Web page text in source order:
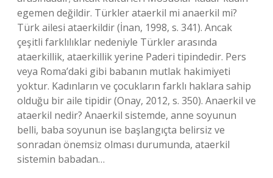
egemen değildir. Türkler ataerkil mi anaerkil mi?
Türk ailesi ataerkildir (İnan, 1998, s. 341). Ancak
çeşitli farklılıklar nedeniyle Türkler arasında
ataerkillik, ataerkillik yerine Paderi tipindedir. Pers
veya Roma’daki gibi babanın mutlak hakimiyeti
yoktur. Kadınların ve çocukların farklı haklara sahip
olduğu bir aile tipidir (Onay, 2012, s. 350). Anaerkil ve
ataerkil nedir? Anaerkil sistemde, anne soyunun
belli, baba soyunun ise başlangıçta belirsiz ve
sonradan önemsiz olması durumunda, ataerkil
sistemin babadan…